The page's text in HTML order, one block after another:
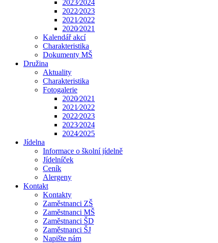
2023⁄2024
2022⁄2023
2021⁄2022
2020⁄2021
Kalendář akcí
Charakteristika
Dokumenty MŠ
Družina
Aktuality
Charakteristika
Fotogalerie
2020⁄2021
2021⁄2022
2022⁄2023
2023⁄2024
2024⁄2025
Jídelna
Informace o školní jídelně
Jídelníček
Ceník
Alergeny
Kontakt
Kontakty
Zaměstnanci ZŠ
Zaměstnanci MŠ
Zaměstnanci ŠD
Zaměstnanci ŠJ
Napište nám